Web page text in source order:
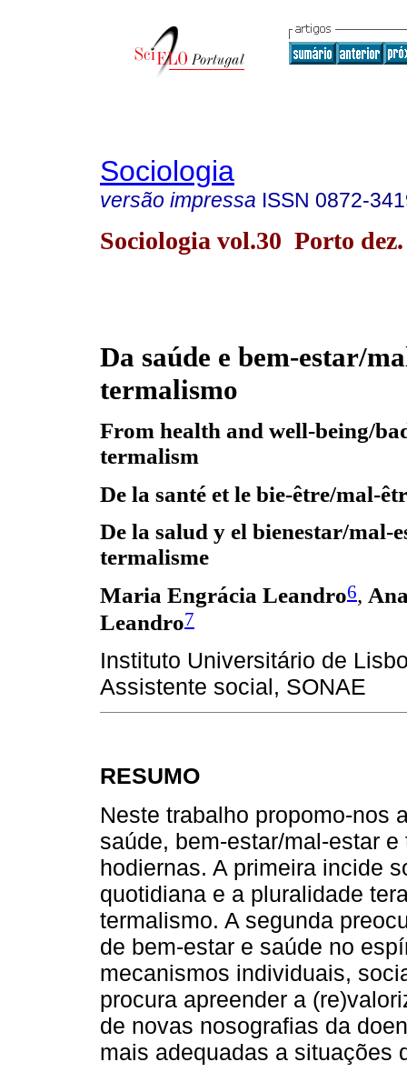
Sociologia
versão impressa ISSN 0872-
Sociologia vol.30 Porto dez.
Da saúde e bem-estar/
termalismo
From health and well-being/
termalism
De la santé et le bie-être/mal-
De la salud y el bienestar/mal-
termalisme
Maria Engrácia Leandro6,
Leandro7
Instituto Universitário de
Assistente social, SONAE
RESUMO
Neste trabalho propomo-nos
saúde, bem-estar/mal-estar
hodiernas. A primeira incide
quotidiana e a pluralidade
termalismo. A segunda
de bem-estar e saúde no
mecanismos individuais,
procura apreender a
de novas nosografias da
mais adequadas a situações